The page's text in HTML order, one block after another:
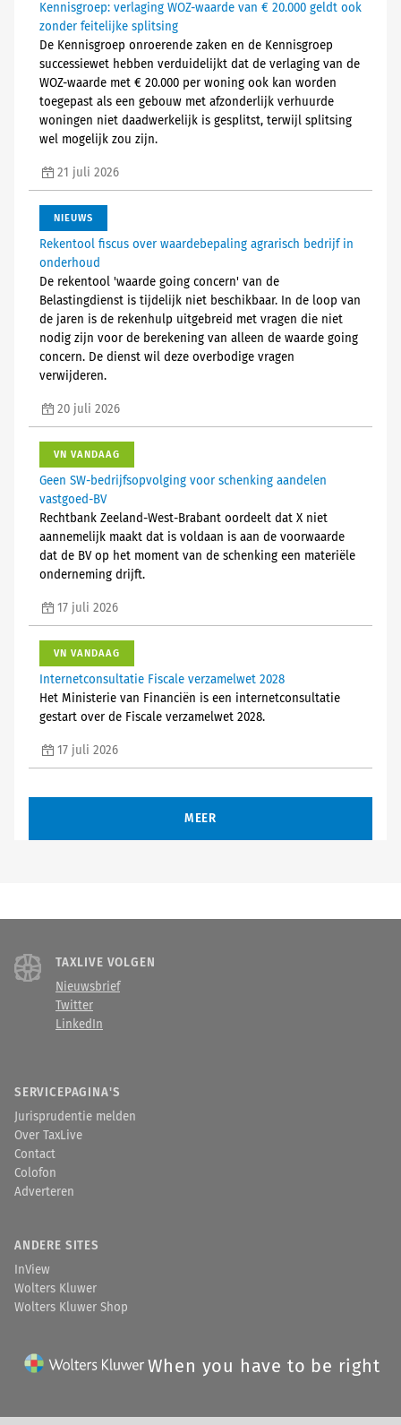
Kennisgroep: verlaging WOZ-waarde van € 20.000 geldt ook
zonder feitelijke splitsing
De Kennisgroep onroerende zaken en de Kennisgroep
successiewet hebben verduidelijkt dat de verlaging van de
WOZ-waarde met € 20.000 per woning ook kan worden
toegepast als een gebouw met afzonderlijk verhuurde
woningen niet daadwerkelijk is gesplitst, terwijl splitsing
wel mogelijk zou zijn.
21 juli 2026
NIEUWS
Rekentool fiscus over waardebepaling agrarisch bedrijf in
onderhoud
De rekentool 'waarde going concern' van de
Belastingdienst is tijdelijk niet beschikbaar. In de loop van
de jaren is de rekenhulp uitgebreid met vragen die niet
nodig zijn voor de berekening van alleen de waarde going
concern. De dienst wil deze overbodige vragen
verwijderen.
20 juli 2026
VN VANDAAG
Geen SW-bedrijfsopvolging voor schenking aandelen
vastgoed-BV
Rechtbank Zeeland-West-Brabant oordeelt dat X niet
aannemelijk maakt dat is voldaan is aan de voorwaarde
dat de BV op het moment van de schenking een materiële
onderneming drijft.
17 juli 2026
VN VANDAAG
Internetconsultatie Fiscale verzamelwet 2028
Het Ministerie van Financiën is een internetconsultatie
gestart over de Fiscale verzamelwet 2028.
17 juli 2026
MEER
TAXLIVE VOLGEN
Nieuwsbrief
Twitter
LinkedIn
SERVICEPAGINA'S
Jurisprudentie melden
Over TaxLive
Contact
Colofon
Adverteren
ANDERE SITES
InView
Wolters Kluwer
Wolters Kluwer Shop
When you have to be right